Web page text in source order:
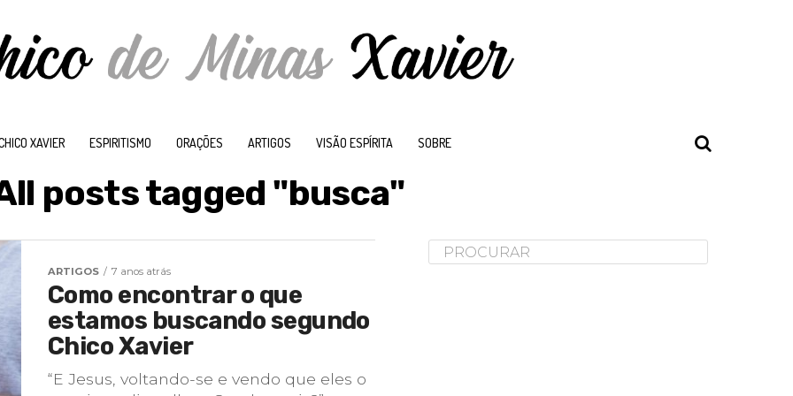
XAVIER ESPIRITISMO ORAÇÕES ARTIGOS VISÃO ESPÍRITA SOBRE
posts tagged "busca"
ARTIGOS 7 anos atrás
Como encontrar o que
estamos buscando segundo
Chico Xavier
“E Jesus, voltando-se e vendo que eles o